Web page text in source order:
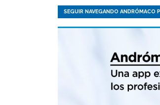
SEGUIR NAVEGANDO ANDRÓMACO